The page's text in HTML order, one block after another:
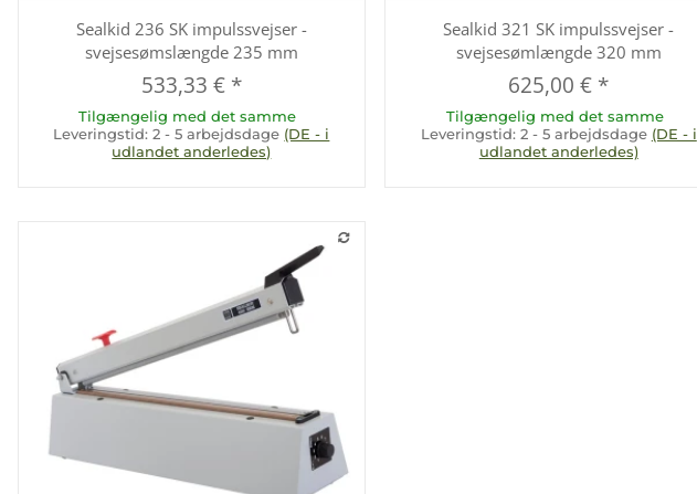
Sealkid 236 SK impulssvejser -
svejsesømslængde 235 mm
533,33 € *
Tilgængelig med det samme
Leveringstid:2 - 5 arbejdsdage (DE - i
udlandet anderledes)
Sealkid 321 SK impulssvejser -
svejsesømlængde 320 mm
625,00 € *
Tilgængelig med det samme
Leveringstid: 2 - 5 arbejdsdage (DE - i
udlandet anderledes)